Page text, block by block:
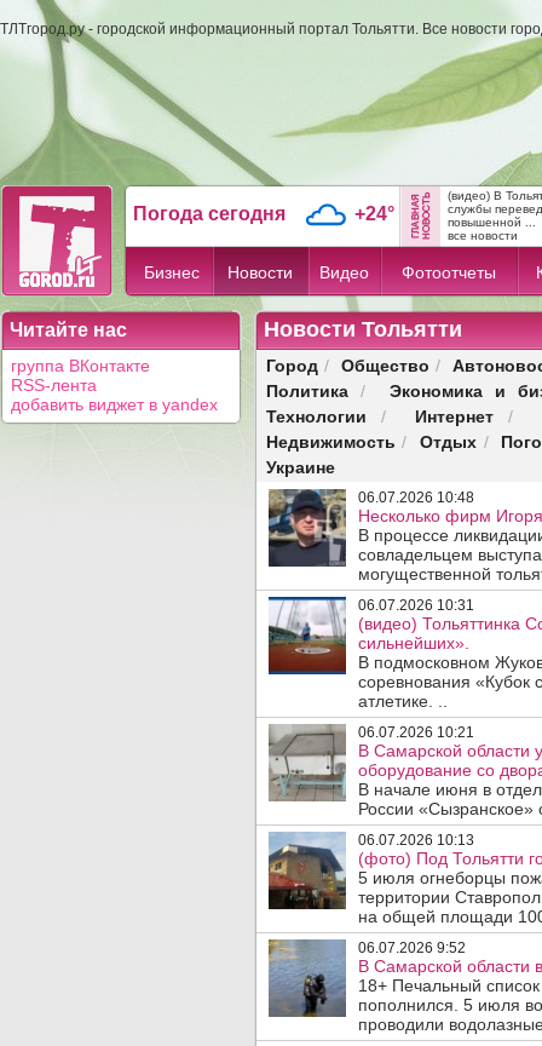
ТЛТгород.ру - городской информационный портал Тольятти. Все новости
Погода сегодня +24°
(видео) В
службы
повышенной ...
все новости
Бизнес Новости Видео Фотоотчеты
Читайте нас
группа ВКонтакте
RSS-лента
добавить виджет в yandex
Новости Тольятти
Город / Общество /
Политика /
Экономика и
Технологии / Интернет/
Недвижимость / Отдых /
Украине
06.07.2026 10:48
Несколько фирм
В процессе
совладельцем
могущественной
06.07.2026 10:31
(видео) Тольяттинка
сильнейших».
В подмосковном
соревнования «Кубок
атлетике. ..
06.07.2026 10:21
В Самарской области
оборудование со
В начале июня в
России
06.07.2026 10:13
(фото) Под Тольятти
5 июля огнеборцы
территории
на общей площади
06.07.2026 9:52
В Самарской области
18+ Печальный
пополнился. 5 июля
проводили